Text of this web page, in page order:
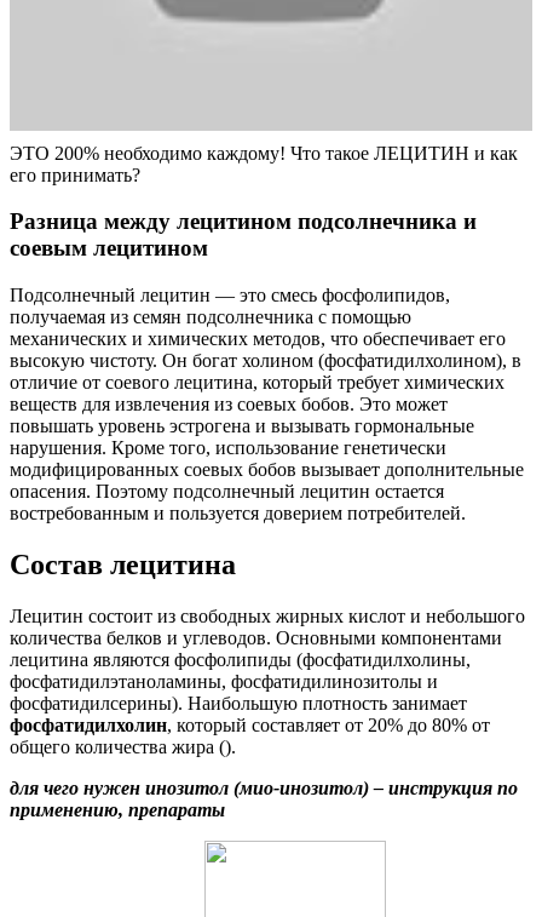
ЭТО 200% необходимо каждому! Что такое ЛЕЦИТИН и как
его принимать?
Разница между лецитином подсолнечника и
соевым лецитином
Подсолнечный лецитин — это смесь фосфолипидов,
получаемая из семян подсолнечника с помощью
механических и химических методов, что обеспечивает его
высокую чистоту. Он богат холином (фосфатидилхолином), в
отличие от соевого лецитина, который требует химических
веществ для извлечения из соевых бобов. Это может
повышать уровень эстрогена и вызывать гормональные
нарушения. Кроме того, использование генетически
модифицированных соевых бобов вызывает дополнительные
опасения. Поэтому подсолнечный лецитин остается
востребованным и пользуется доверием потребителей.
Состав лецитина
Лецитин состоит из свободных жирных кислот и небольшого
количества белков и углеводов. Основными компонентами
лецитина являются фосфолипиды (фосфатидилхолины,
фосфатидилэтаноламины, фосфатидилинозитолы и
фосфатидилсерины). Наибольшую плотность занимает
фосфатидилхолин, который составляет от 20% до 80% от
общего количества жира ().
для чего нужен инозитол (мио-инозитол) – инструкция по
применению, препараты